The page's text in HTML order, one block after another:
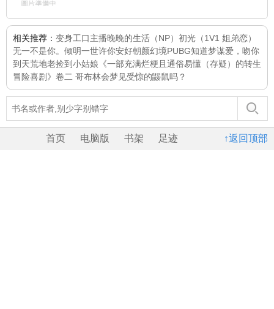
相关推荐： 变身工口主播晚晚的生活（NP） 初光（1V1 姐弟恋）
无一不是你。 倾明一世许你安好朝颜幻境PUBG知道梦谋爱，吻你
到天荒地老捡到小姑娘 《一部充满烂梗且通俗易懂（存疑）的转生
冒险喜剧》卷二 哥布林会梦见受惊的鼹鼠吗？
↑返回顶部
首页 电脑版 书架 足迹